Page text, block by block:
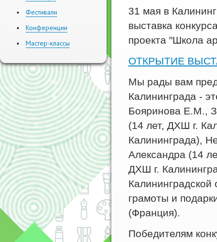
Фестивали
Конференции
Мастер-классы
31 мая в
выставка
проекта "Школа
ОТКРЫТИЕ
Мы рады вам
Калининграда -
Бояринова Е.М.,
(14 лет, ДХШ г.
Калининграда),
Александра (14
ДХШ г.
грамоты и
(Франция).
Победителям